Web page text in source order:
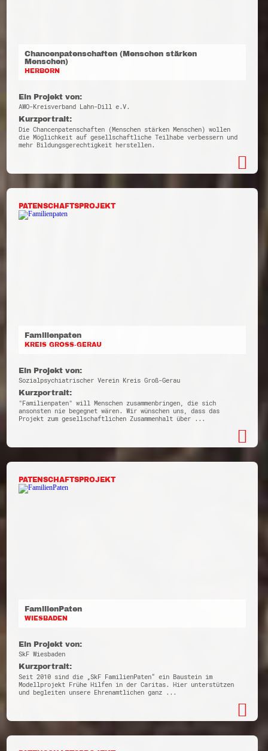
Chancenpatenschaften (Menschen stärken
Menschen)
HERBORN
Ein Projekt von:
AWO-Kreisverband Lahn-Dill e.V.
Kurzportrait:
Die Chancenpatenschaften (Menschen stärken Menschen) wollen
die Möglichkeit auf gesellschaftliche Teilhabe verbessern und
mehr Bildungsgerechtigkeit herstellen.
PATENSCHAFTSPROJEKT
Familienpaten
KREIS GROSS-GERAU
Ein Projekt von:
Sozialpsychiatrischer Verein Kreis Groß-Gerau
Kurzportrait:
"Familienpaten" will Menschen zusammenbringen, die sich
ansonsten nie begegnet wären. Wir wünschen uns, dass das
Projekt zum gesellschaftlichen Zusammenhalt über ...
PATENSCHAFTSPROJEKT
FamilienPaten
WIESBADEN
Ein Projekt von:
SkF Wiesbaden
Kurzportrait:
Seit 2010 sind die „SkF FamilienPaten“ ein Baustein im
Modellprojekt Frühe Hilfen in der Caritas. Hier unterstützen
und begleiten unsere Ehrenamtlichen ganz ...